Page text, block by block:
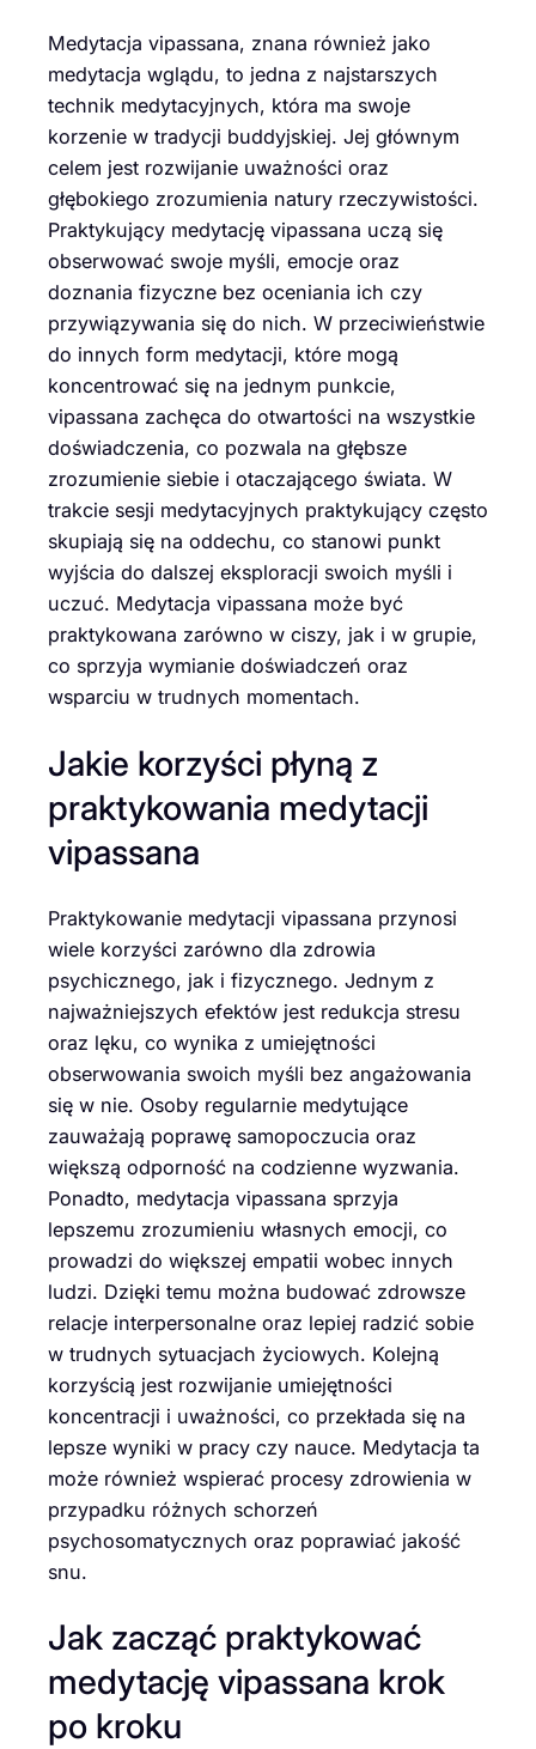
Medytacja vipassana, znana również jako
medytacja wglądu, to jedna z najstarszych
technik medytacyjnych, która ma swoje
korzenie w tradycji buddyjskiej. Jej głównym
celem jest rozwijanie uważności oraz
głębokiego zrozumienia natury rzeczywistości.
Praktykujący medytację vipassana uczą się
obserwować swoje myśli, emocje oraz
doznania fizyczne bez oceniania ich czy
przywiązywania się do nich. W przeciwieństwie
do innych form medytacji, które mogą
koncentrować się na jednym punkcie,
vipassana zachęca do otwartości na wszystkie
doświadczenia, co pozwala na głębsze
zrozumienie siebie i otaczającego świata. W
trakcie sesji medytacyjnych praktykujący często
skupiają się na oddechu, co stanowi punkt
wyjścia do dalszej eksploracji swoich myśli i
uczuć. Medytacja vipassana może być
praktykowana zarówno w ciszy, jak i w grupie,
co sprzyja wymianie doświadczeń oraz
wsparciu w trudnych momentach.
Jakie korzyści płyną z
praktykowania medytacji
vipassana
Praktykowanie medytacji vipassana przynosi
wiele korzyści zarówno dla zdrowia
psychicznego, jak i fizycznego. Jednym z
najważniejszych efektów jest redukcja stresu
oraz lęku, co wynika z umiejętności
obserwowania swoich myśli bez angażowania
się w nie. Osoby regularnie medytujące
zauważają poprawę samopoczucia oraz
większą odporność na codzienne wyzwania.
Ponadto, medytacja vipassana sprzyja
lepszemu zrozumieniu własnych emocji, co
prowadzi do większej empatii wobec innych
ludzi. Dzięki temu można budować zdrowsze
relacje interpersonalne oraz lepiej radzić sobie
w trudnych sytuacjach życiowych. Kolejną
korzyścią jest rozwijanie umiejętności
koncentracji i uważności, co przekłada się na
lepsze wyniki w pracy czy nauce. Medytacja ta
może również wspierać procesy zdrowienia w
przypadku różnych schorzeń
psychosomatycznych oraz poprawiać jakość
snu.
Jak zacząć praktykować
medytację vipassana krok
po kroku